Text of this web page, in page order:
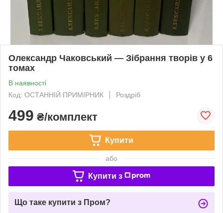
Олександр Чаковський — Зібрання творів у 6
томах
В наявності
Код: ОСТАННІЙ ПРИМІРНИК
Роздріб
499 ₴/комплект
Купити
або
Купити з
Що таке купити з Пром?